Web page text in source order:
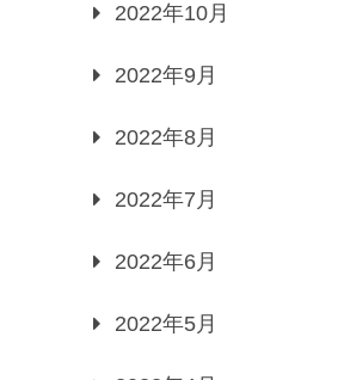
2022年10月
2022年9月
2022年8月
2022年7月
2022年6月
2022年5月